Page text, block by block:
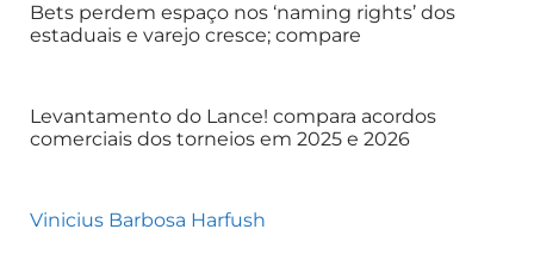
Bets perdem espaço nos ‘naming rights’ dos
estaduais e varejo cresce; compare
Levantamento do Lance! compara acordos
comerciais dos torneios em 2025 e 2026
Vinicius Barbosa Harfush